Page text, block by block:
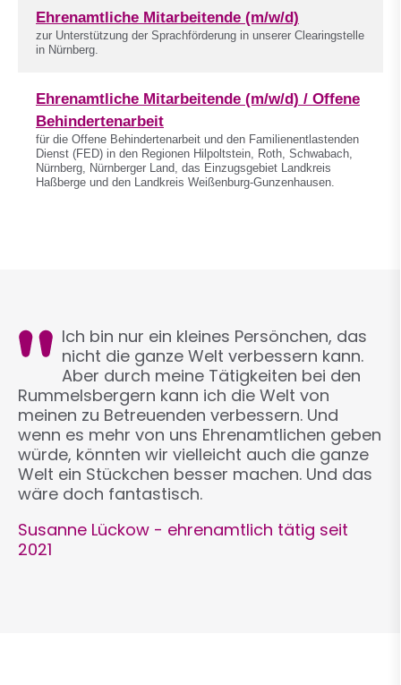
Ehrenamtliche Mitarbeitende (m/w/d)
zur Unterstützung der Sprachförderung in unserer Clearingstelle
in Nürnberg.
Ehrenamtliche Mitarbeitende (m/w/d) / Offene
Behindertenarbeit
für die Offene Behindertenarbeit und den Familienentlastenden
Dienst (FED) in den Regionen Hilpoltstein, Roth, Schwabach,
Nürnberg, Nürnberger Land, das Einzugsgebiet Landkreis
Haßberge und den Landkreis Weißenburg-Gunzenhausen.
Ich bin nur ein kleines Persönchen, das
nicht die ganze Welt verbessern kann.
Aber durch meine Tätigkeiten bei den
Rummelsbergern kann ich die Welt von
meinen zu Betreuenden verbessern. Und
wenn es mehr von uns Ehrenamtlichen geben
würde, könnten wir vielleicht auch die ganze
Welt ein Stückchen besser machen. Und das
wäre doch fantastisch.
Susanne Lückow - ehrenamtlich tätig seit
2021